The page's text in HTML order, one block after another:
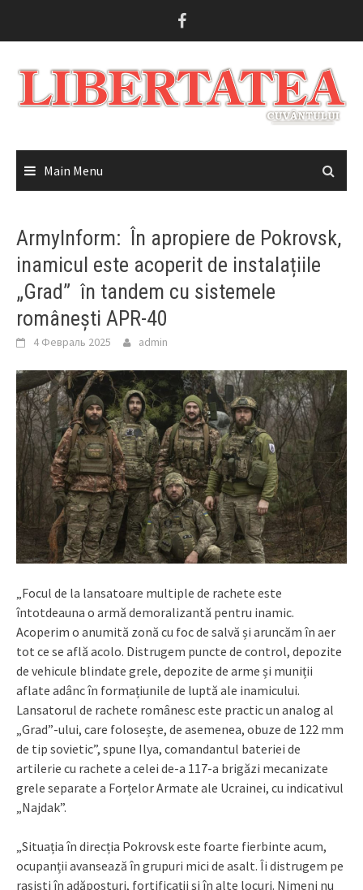
Main Menu
ArmyInform: În apropiere de Pokrovsk,
inamicul este acoperit de instalațiile
„Grad” în tandem cu sistemele
românești APR-40
4 Февраль 2025 admin
„Focul de la lansatoare multiple de rachete este
întotdeauna o armă demoralizantă pentru inamic.
Acoperim o anumită zonă cu foc de salvă și aruncăm în aer
tot ce se află acolo. Distrugem puncte de control, depozite
de vehicule blindate grele, depozite de arme și muniții
aflate adânc în formațiunile de luptă ale inamicului.
Lansatorul de rachete românesc este practic un analog al
„Grad”-ului, care folosește, de asemenea, obuze de 122 mm
de tip sovietic”, spune Ilya, comandantul bateriei de
artilerie cu rachete a celei de-a 117-a brigăzi mecanizate
grele separate a Forțelor Armate ale Ucrainei, cu indicativul
„Najdak”.
„Situația în direcția Pokrovsk este foarte fierbinte acum,
ocupanții avansează în grupuri mici de asalt. Îi distrugem pe
rasiști în adăposturi, fortificații și în alte locuri. Nimeni nu